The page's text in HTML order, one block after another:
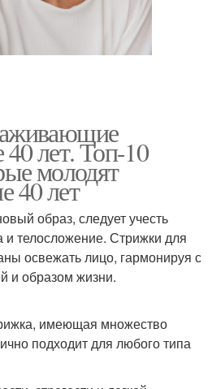
лет. Топ-10
молодят
40 лет
образ, следует учесть
телосложение. Стрижки для
освежать лицо, гармонируя с
и образом жизни.
имеющая множество
подходит для любого типа